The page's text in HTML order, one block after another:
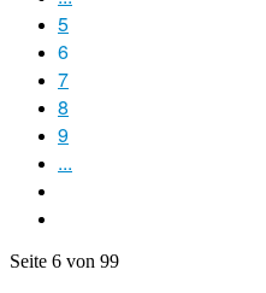
5
6
7
8
9
...
Seite 6 von 99